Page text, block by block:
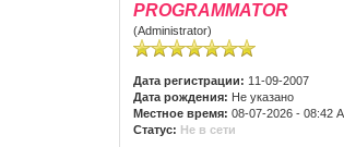
PROGRAMMATOR
(Administrator)
Дата регистрации: 11-09-2007
Дата рождения: Не указано
Местное время: 08-07-2026 - 08:42
Статус: Не в сети